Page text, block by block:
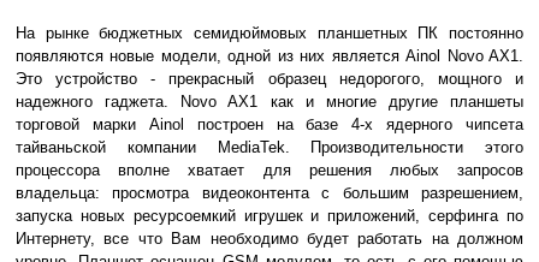
На рынке бюджетных семидюймовых планшетных ПК постоянно
появляются новые модели, одной из них является Ainol Novo AX1.
Это устройство - прекрасный образец недорогого, мощного и
надежного гаджета. Novo AX1 как и многие другие планшеты
торговой марки Ainol построен на базе 4-х ядерного чипсета
тайваньской компании MediaTek. Производительности этого
процессора вполне хватает для решения любых запросов
владельца: просмотра видеоконтента с большим разрешением,
запуска новых ресурсоемкий игрушек и приложений, серфинга по
Интернету, все что Вам необходимо будет работать на должном